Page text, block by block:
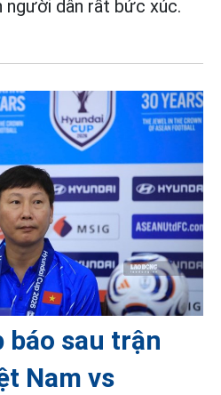
người dân rất bức xúc.
sau trận
Nam vs